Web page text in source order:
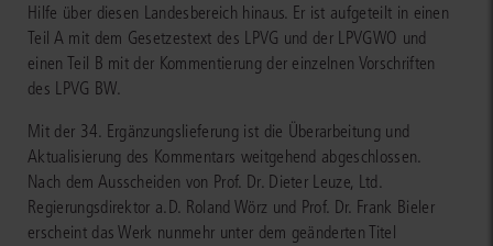
Hilfe über diesen Landesbereich hinaus. Er ist aufgeteilt in einen
Teil A mit dem Gesetzestext des LPVG und der LPVGWO und
einen Teil B mit der Kommentierung der einzelnen Vorschriften
des LPVG BW.
Mit der 34. Ergänzungslieferung ist die Überarbeitung und
Aktualisierung des Kommentars weitgehend abgeschlossen.
Nach dem Ausscheiden von Prof. Dr. Dieter Leuze, Ltd.
Regierungsdirektor a.D. Roland Wörz und Prof. Dr. Frank Bieler
erscheint das Werk nunmehr unter dem geänderten Titel